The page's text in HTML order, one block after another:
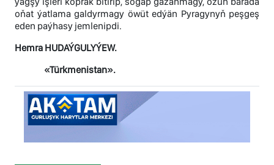
oňat ýatlama galdyrmagy öwüt edýän Pyragynyň peşgeş
eden paýhasy jemlenipdi.
Hemra HUDAÝGULYÝEW.
«Türkmenistan».